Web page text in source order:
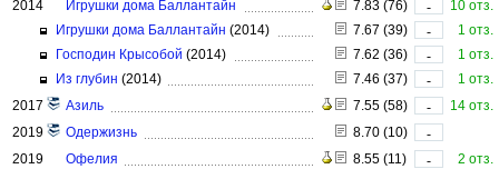
2014
Игрушки дома Баллантайн 7.83 (76) -
10 отз.
Игрушки дома Баллантайн (2014) 7.67 (39) -
1 отз.
Господин Крысобой (2014) 7.62 (36) -
1 отз.
Из глубин (2014) 7.46 (37) -
1 отз.
2017
Азиль 7.55 (58) -
14 отз.
2019
Одержизнь 8.70 (10)
-
2019
Офелия 8.55 (11) - 2 отз.